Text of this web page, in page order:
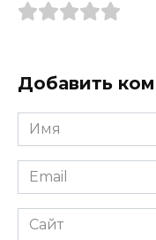
Добавить
Имя
Email
Сайт